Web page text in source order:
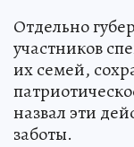
Отдельно
участников
их семей,
назвал эти
заботы.